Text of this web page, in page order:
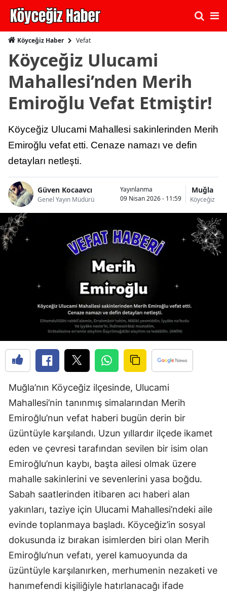
Köyceğiz Haber Vefat
Köyceğiz Ulucami
Mahallesi’nden Merih
Emiroğlu Vefat Etmiştir!
Köyceğiz Ulucami Mahallesi sakinlerinden Merih
Emiroğlu vefat etti. Cenaze namazı ve defin
detayları netleşti.
Güven Kocaavcı
Genel Yayın Müdürü
Yayınlanma
09 Nisan 2026 - 11:59
Muğla
Köyceğiz
Muğla’nın Köyceğiz ilçesinde, Ulucami
Mahallesi’nin tanınmış simalarından Merih
Emiroğlu’nun vefat haberi bugün derin bir
üzüntüyle karşılandı. Uzun yıllardır ilçede ikamet
eden ve çevresi tarafından sevilen bir isim olan
Emiroğlu’nun kaybı, başta ailesi olmak üzere
mahalle sakinlerini ve sevenlerini yasa boğdu.
Sabah saatlerinden itibaren acı haberi alan
yakınları, taziye için Ulucami Mahallesi’ndeki aile
evinde toplanmaya başladı. Köyceğiz’in sosyal
dokusunda iz bırakan isimlerden biri olan Merih
Emiroğlu’nun vefatı, yerel kamuoyunda da
üzüntüyle karşılanırken, merhumenin nezaketi ve
hanımefendi kişiliğiyle hatırlanacağı ifade